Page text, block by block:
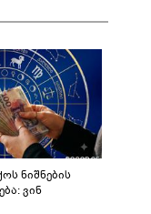
ნიშნების
ვინ